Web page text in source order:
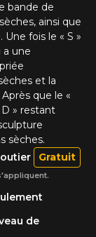
bande de
ainsi que
fois le « S »
a une
et la
que le «
» restant
sèches.
de
Gratuit